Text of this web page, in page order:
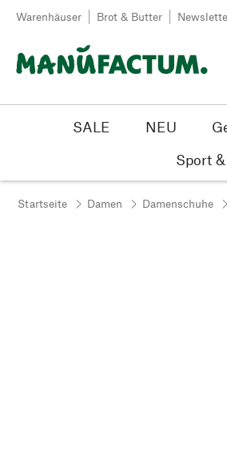
Zum Inhalt springen
Warenhäuser Brot & Butter
SALE NEU
Sport
Startseite Damen Damenschuhe